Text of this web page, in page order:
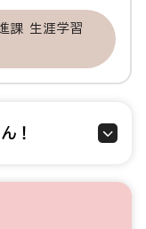
課 生涯学習
！